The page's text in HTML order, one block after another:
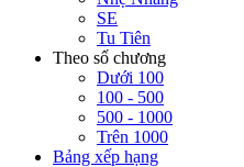
SE
Tu Tiên
Theo số chương
Dưới 100
100 - 500
500 - 1000
Trên 1000
Bảng xếp hạng